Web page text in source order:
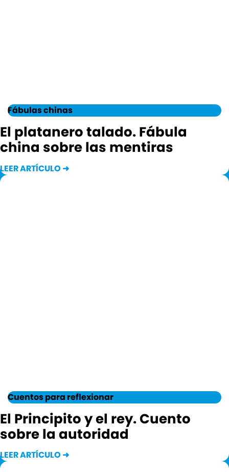
Fábulas chinas
El platanero talado. Fábula
china sobre las mentiras
LEER ARTÍCULO ➜
Cuentos para reflexionar
El Principito y el rey. Cuento
sobre la autoridad
LEER ARTÍCULO ➜